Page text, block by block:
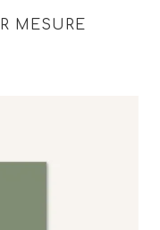
MESURE